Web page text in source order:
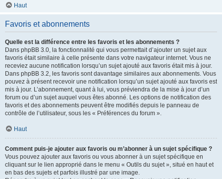
Haut
Favoris et abonnements
Quelle est la différence entre les favoris et les abonnements ?
Dans phpBB 3.0, la fonctionnalité qui vous permettait d’ajouter un sujet aux
favoris était similaire à celle présente dans votre navigateur internet. Vous ne
receviez aucune notification lorsqu’un sujet ajouté aux favoris était mis à jour.
Dans phpBB 3.2, les favoris sont davantage similaires aux abonnements. Vous
pouvez à présent recevoir une notification lorsqu’un sujet ajouté aux favoris est
mis à jour. L’abonnement, quant à lui, vous préviendra de la mise à jour d’un
forum ou d’un sujet auquel vous êtes abonné. Les options de notification des
favoris et des abonnements peuvent être modifiés depuis le panneau de
contrôle de l’utilisateur, sous les « Préférences du forum ».
Haut
Comment puis-je ajouter aux favoris ou m’abonner à un sujet spécifique ?
Vous pouvez ajouter aux favoris ou vous abonner à un sujet spécifique en
cliquant sur le lien approprié dans le menu « Outils du sujet », situé en haut et
en bas des sujets et parfois illustré par une image.